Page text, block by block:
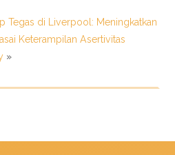
Tegas di Liverpool: Meningkatkan
Keterampilan Asertivitas
»